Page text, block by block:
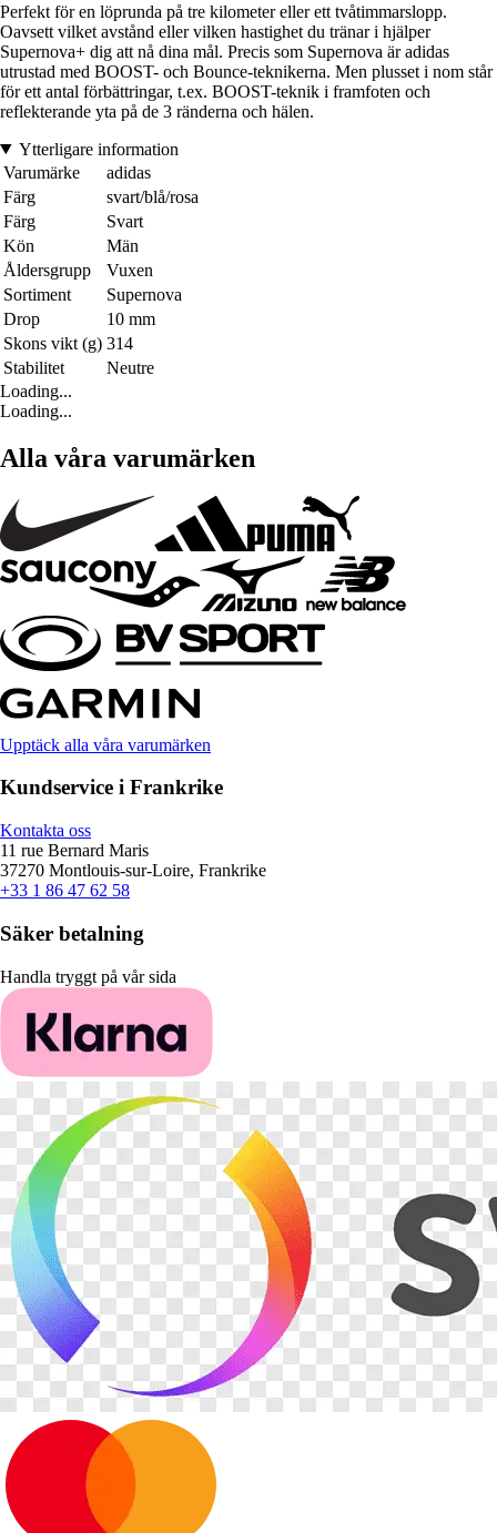
Perfekt för en löprunda på tre kilometer eller ett tvåtimmarslopp.
Oavsett vilket avstånd eller vilken hastighet du tränar i hjälper
Supernova+ dig att nå dina mål. Precis som Supernova är adidas
utrustad med BOOST- och Bounce-teknikerna. Men plusset i nom står
för ett antal förbättringar, t.ex. BOOST-teknik i framfoten och
reflekterande yta på de 3 ränderna och hälen.
Ytterligare information
Varumärke
adidas
Färg
svart/blå/rosa
Färg
Svart
Kön
Män
Åldersgrupp
Vuxen
Sortiment
Supernova
Drop
10 mm
Skons vikt (g) 314
Stabilitet
Neutre
Loading...
Loading...
Alla våra varumärken
Upptäck alla våra varumärken
Kundservice i Frankrike
Kontakta oss
11 rue Bernard Maris
37270 Montlouis-sur-Loire, Frankrike
+33 1 86 47 62 58
Säker betalning
Handla tryggt på vår sida